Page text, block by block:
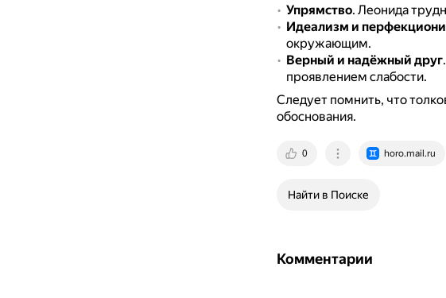
Упрямство. Леонида
Идеализм и
окружающим.
Верный и надёжный друг.
проявлением слабости.
Следует помнить, что
обоснования.
0 horo.mail.ru
Найти в Поиске
Комментарии